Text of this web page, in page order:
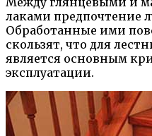
лаками предпочтение
Обработанные ими
скользят, что для
является основным
эксплуатации.